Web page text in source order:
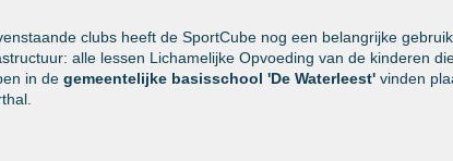
clubs heeft de SportCube nog een belangrijke
alle lessen Lichamelijke Opvoeding van de kinderen
in de gemeentelijke basisschool 'De Waterleest' vinden